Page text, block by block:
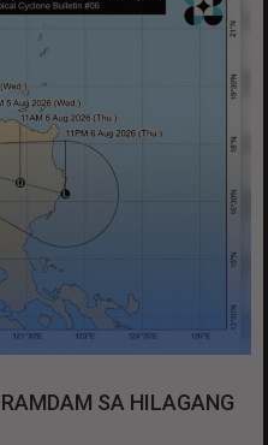
SA HILAGANG